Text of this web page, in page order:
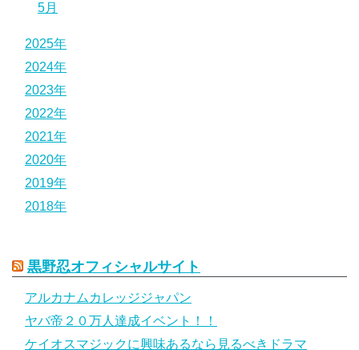
5月
2025年
2024年
2023年
2022年
2021年
2020年
2019年
2018年
黒野忍オフィシャルサイト
アルカナムカレッジジャパン
ヤバ帝２０万人達成イベント！！
ケイオスマジックに興味あるなら見るべきドラマ